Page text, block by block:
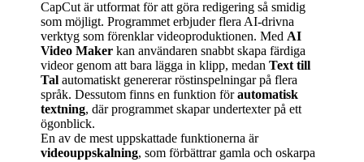
CapCut är utformat för att göra redigering så smidig
som möjligt. Programmet erbjuder flera AI-drivna
verktyg som förenklar videoproduktionen. Med AI
Video Maker kan användaren snabbt skapa färdiga
videor genom att bara lägga in klipp, medan Text till
Tal automatiskt genererar röstinspelningar på flera
språk. Dessutom finns en funktion förautomatisk
textning, där programmet skapar undertexter på ett
ögonblick.
En av de mest uppskattade funktionerna är
videouppskalning, som förbättrar gamla och oskarpa